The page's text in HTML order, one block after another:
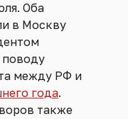
Оба
в Москву
между РФ и
года.
также